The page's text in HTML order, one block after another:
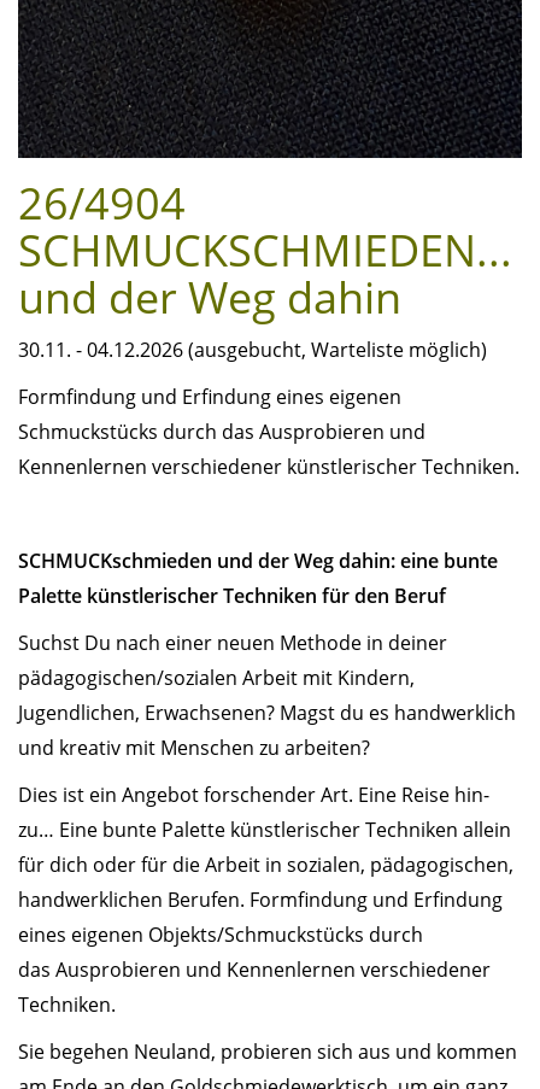
26/4904
SCHMUCKSCHMIEDEN...
und der Weg dahin
30.11. - 04.12.2026 (ausgebucht, Warteliste möglich)
Formfindung und Erfindung eines eigenen
Schmuckstücks durch das Ausprobieren und
Kennenlernen verschiedener künstlerischer Techniken.
SCHMUCKschmieden und der Weg dahin: eine bunte
Palette künstlerischer Techniken für den Beruf
Suchst Du nach einer neuen Methode in deiner
pädagogischen/sozialen Arbeit mit Kindern,
Jugendlichen, Erwachsenen? Magst du es handwerklich
und kreativ mit Menschen zu arbeiten?
Dies ist ein Angebot forschender Art. Eine Reise hin-
zu… Eine bunte Palette künstlerischer Techniken allein
für dich oder für die Arbeit in sozialen, pädagogischen,
handwerklichen Berufen. Formfindung und Erfindung
eines eigenen Objekts/Schmuckstücks durch
das Ausprobieren und Kennenlernen verschiedener
Techniken.
Sie begehen Neuland, probieren sich aus und kommen